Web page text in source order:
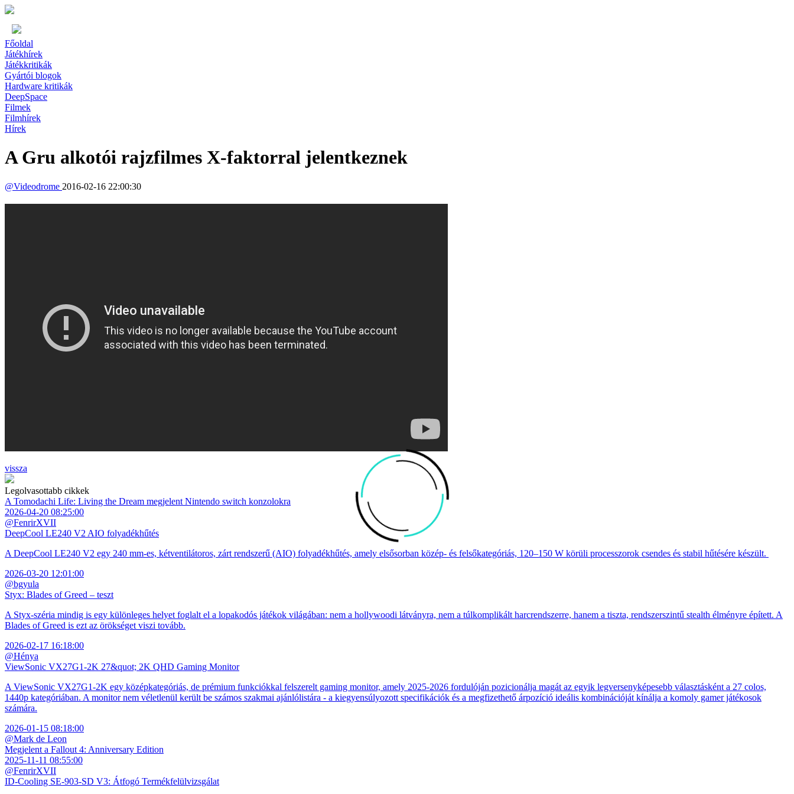
Főoldal
Játékhírek
Játékkritikák
Gyártói blogok
Hardware kritikák
DeepSpace
Filmek
Filmhírek
Hírek
A Gru alkotói rajzfilmes X-faktorral jelentkeznek
@Videodrome 2016-02-16 22:00:30
vissza
Legolvasottabb cikkek
A Tomodachi Life: Living the Dream megjelent Nintendo switch konzolokra
2026-04-20 08:25:00
@FenrirXVII
DeepCool LE240 V2 AIO folyadékhűtés
A DeepCool LE240 V2 egy 240 mm-es, kétventilátoros, zárt rendszerű (AIO) folyadékhűtés, amely elsősorban közép- és felsőkategóriás, 120–150 W körüli processzorok csendes és stabil hűtésére készült.
2026-03-20 12:01:00
@bgyula
Styx: Blades of Greed – teszt
A Styx-széria mindig is egy különleges helyet foglalt el a lopakodós játékok világában: nem a hollywoodi látványra, nem a túlkomplikált harcrendszerre, hanem a tiszta, rendszerszintű stealth élményre épített. A
Blades of Greed is ezt az örökséget viszi tovább.
2026-02-17 16:18:00
@Hénya
ViewSonic VX27G1-2K 27&quot; 2K QHD Gaming Monitor
A ViewSonic VX27G1-2K egy középkategóriás, de prémium funkciókkal felszerelt gaming monitor, amely 2025-2026 fordulóján pozicionálja magát az egyik legversenyképesebb választásként a 27 colos,
1440p kategóriában. A monitor nem véletlenül került be számos szakmai ajánlólistára - a kiegyensúlyozott specifikációk és a megfizethető árpozíció ideális kombinációját kínálja a komoly gamer játékosok
számára.
2026-01-15 08:18:00
@Mark de Leon
Megjelent a Fallout 4: Anniversary Edition
2025-11-11 08:55:00
@FenrirXVII
ID-Cooling SE-903-SD V3: Átfogó Termékfelülvizsgálat